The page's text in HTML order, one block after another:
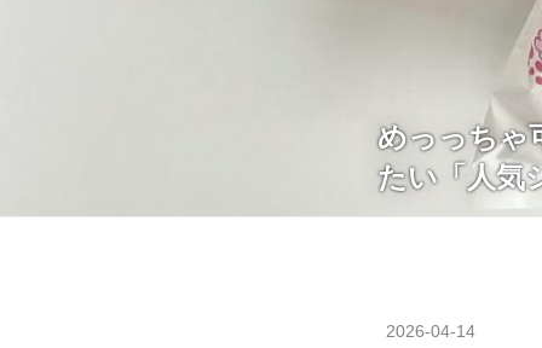
めっっちゃ
たい「人気
2026-04-14